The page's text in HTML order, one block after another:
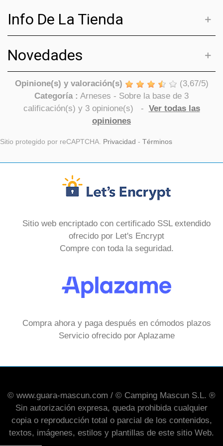
Info De La Tienda
Novedades
Opinione(s) y valoración(s) (3,67/5)
Categoría : Arneses - Sobre la base de 3
calificación(s) y 3opinione(s) - Ver todas las
opiniones
Sitio protegido por reCAPTCHA. Privacidad - Términos
Sitio web encriptado con certificado SSL extendido
ofrecido por Let's Encrypt
Compre con toda la seguridad.
Compra ahora y paga después en cómodos plazos
Servicio ofrecido por Aplazame
© www.guara-mascun.com / © Camping Mascun S.L. ®
Sin autorización expresa, queda prohibida cualquier
copia o reproducción total o parcial de los contenidos,
textos, imágenes, estilos y plantillas de este sitio Web.